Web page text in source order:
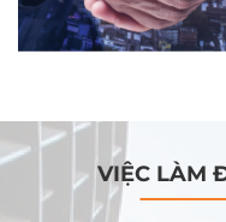
VIỆC LÀM